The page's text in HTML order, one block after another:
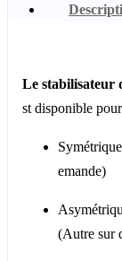
Le stabilisateur
st disponible
emande)
(Autre sur